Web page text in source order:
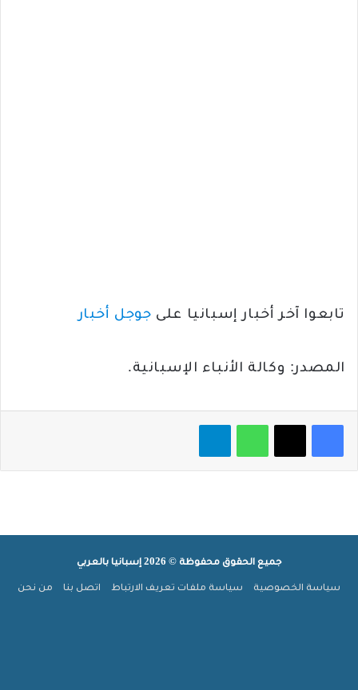
تابعوا آخر أخبار إسبانيا على جوجل أخبار
المصدر: وكالة الأنباء الإسبانية.
فيسبوك‫X واتساب تيلقرام
جميع الحقوق محفوظة © 2026 إسبانيا بالعربي
سياسة الخصوصية سياسة ملفات تعريف الارتباط اتصل بنا من نحن